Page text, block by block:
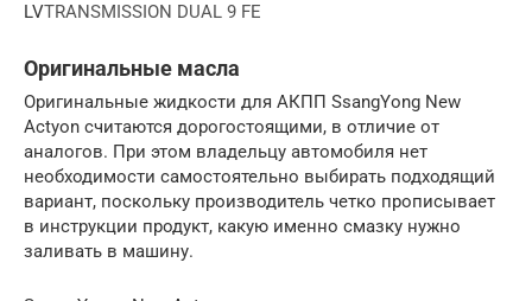
LVTRANSMISSION DUAL 9 FE
Оригинальные масла
Оригинальные жидкости для АКПП SsangYong New
Actyon считаются дорогостоящими, в отличие от
аналогов. При этом владельцу автомобиля нет
необходимости самостоятельно выбирать подходящий
вариант, поскольку производитель четко прописывает
в инструкции продукт, какую именно смазку нужно
заливать в машину.